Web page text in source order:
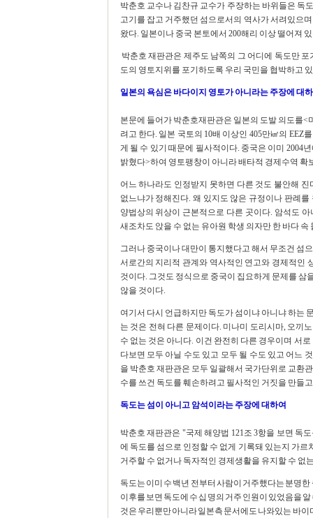
박춘호 교수나 김찬규 교수가 주장하는 바위들은 독
고기를 잡고 거주했던 섬으로서의 역사가 서려있으
왔다. 일본이나 중국 본토에서 200해리 이상 떨어져
박춘호 재판관은 제주도 남쪽의 그 어디에 독도만
도의 영토지위를 포기하도록 우리 국민을 협박하고
일본의 욕심은 바다이지 영토가 아니라는 주장에 대
본문에 들어가 박춘호재판관은 일본의 도발 의도를<
려고 한다. 일본 국토의 10배 이상인 405만㎢의 EEZ
게 될 수 있기 때문에 필사적이다. 중국은 이미 2004
밝혔다>하여 영토팽창이 아니라 배타적 경제수역
어느 하나라도 인정받지 못하면 다른 것도 불안해
없느냐가 정해진다. 왜 있지도 않은 규정이나 판례
양법상의 위상이 근본적으로 다른 곳이다. 암석도
새조차도 앉을 수 없는 유아원 학생 의자만 한 바다
그러나 중국이나 대만이 통지했다고 해서 무조건 섬
서로간의 지리적 관계와 역사적인 연고와 경제적인
것이다. 그것도 정식으로 중국이 집요하게 문제를
않을 것이다.
여기서 다시 언급하지만 독도가 섬이냐 아니냐 하는
는 것은 전혀 다른 문제이다. 미나미 도리시마, 오끼
수 없는 것은 아니다. 이건 완전히 다른 경우이며 서
다보면 모두 아닐 수도 있고 모두 될 수도 있고 어느
을 박춘호 재판관은 모두 일괄해서 국가단위로 교환
수를 쓰건 독도를 훼손하려고 필사적인 거짓을 만들
독도는 섬이 아니고 암석이라는 주장에 대하여
박춘호 재판관은 "국제 해양법 121조 3항을 보면 독
에 독도를 섬으로 인정할 수 없게 기록돼 있는지 가
거주할 수 없거나 독자적인 경제생활을 유지할 수 없
독도는 이미 수 백년 전부터 사람이 거주했다는 분명
이후를 보면 독도에 수 십 명의 거주 인원이 있었음을
것은 우리뿐만 아니라 일본측 문서에도 나와있는 바